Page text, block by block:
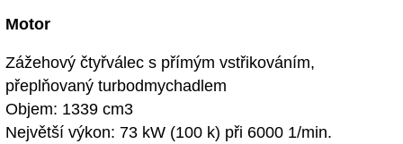
Motor
Zážehový čtyřválec s přímým vstřikováním,
přeplňovaný turbodmychadlem
Objem: 1339 cm3
Největší výkon: 73 kW (100 k) při 6000 1/min.